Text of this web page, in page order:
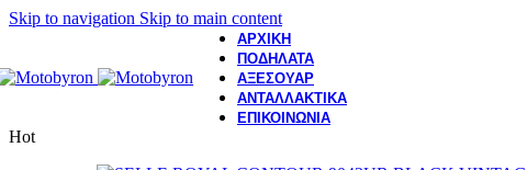
Skip to navigation Skip to main content
ΑΡΧΙΚΗ
ΠΟΔΗΛΑΤΑ
ΑΞΕΣΟΥΑΡ
ΑΝΤΑΛΛΑΚΤΙΚΑ
ΕΠΙΚΟΙΝΩΝΙΑ
Hot